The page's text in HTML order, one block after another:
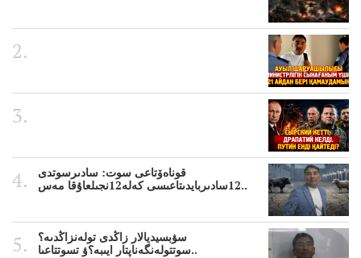
قوناەۆتاعى سوت: سادىرسوتدى
12سادىربايدىتاعىسى كەلە12نجىلعاۇقا مەس..
سۋبسيديالار زاڭدى تولەنزاڭدىە؟
سوتتولەنگەناپتار ايىبە؟ۋ تسوتتاعىا..